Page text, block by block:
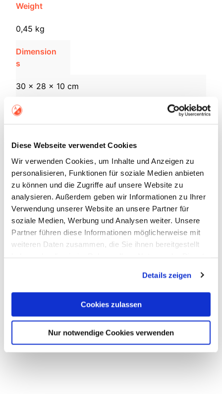
Diese Webseite verwendet Cookies
Wir verwenden Cookies, um Inhalte und Anzeigen zu
personalisieren, Funktionen für soziale Medien anbieten
zu können und die Zugriffe auf unsere Website zu
analysieren. Außerdem geben wir Informationen zu Ihrer
Verwendung unserer Website an unsere Partner für
soziale Medien, Werbung und Analysen weiter. Unsere
Partner führen diese Informationen möglicherweise mit
weiteren Daten zusammen, die Sie ihnen bereitgestellt
Details zeigen
Cookies zulassen
Nur notwendige Cookies verwenden
Weight
0,45 kg
Dimension
s
30 × 28 × 10 cm
Size
30°C gentle wash
Material
Lycra & Polyester Fiber
Brand